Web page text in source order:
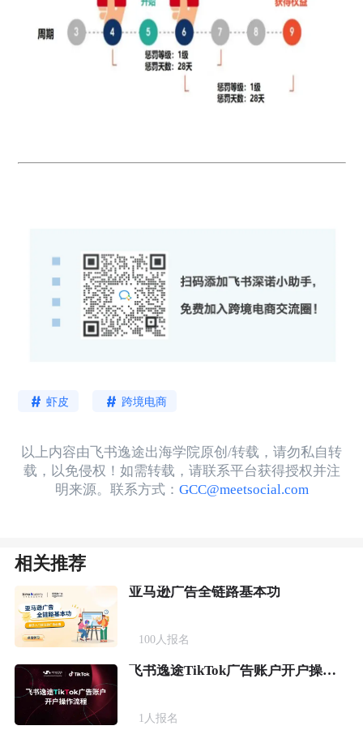
虾皮 跨境电商
以上内容由飞书逸途出海学院原创/转载，请勿私自转
载，以免侵权！如需转载，请联系平台获得授权并注
明来源。联系方式： GCC@meetsocial.com
相关推荐
亚马逊广告全链路基本功
100人报名
飞书逸途TikTok广告账户开户操作流程
1 人报名